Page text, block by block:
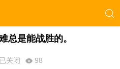
总是能战胜的。
关闭 98